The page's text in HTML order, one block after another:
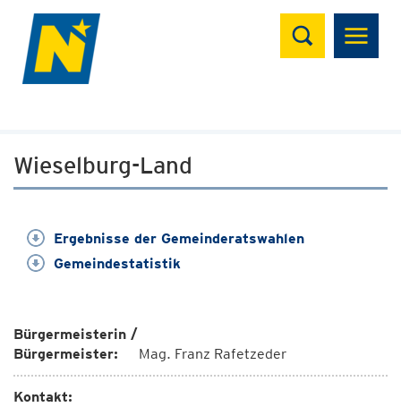
Suchen
Wieselburg-Land
Ergebnisse der Gemeinderatswahlen
Gemeindestatistik
Bürgermeisterin /
Bürgermeister:
Mag. Franz Rafetzeder
Kontakt: